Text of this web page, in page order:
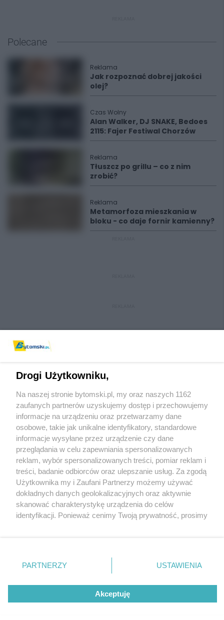
Polecane
Reklama
Jak rozpoznać dobrej jakości
olej?
Czas Wolny
Alan Walker, DJ SNAKE, Bedoes
2115: Fajer Festiwal Chorzów
Reklama
Tłuszcz po grillu – co z nim
zrobić?
Reklama
Metamorfoza mieszkania w
bloku - co daje fornir kamienny?
Wydawca mediów lokalnych
Nie zapomnij
zapoznać się z:
polityką prywatności regulamin korzystania z portali
Twojemiasto
Piekary Śląskie
Chorzów
Tarnowskie Góry
Gliwice
Skontaktuj sięz nami
Kontakt
Wydawca
Pogoda
Drogi Użytkowniku,
Na naszej stronie bytomski.pl, my oraz naszych 1162
zaufanych partnerów uzyskujemy dostęp i przechowujemy
informacje na urządzeniu oraz przetwarzamy dane
osobowe, takie jak unikalne identyfikatory, standardowe
informacje wysyłane przez urządzenie czy dane
przeglądania w celu zapewniania spersonalizowanych
reklam, wybór spersonalizowanych treści, pomiar reklam i
treści, badanie odbiorców oraz ulepszanie usług. Za zgodą
Użytkownika my i Zaufani Partnerzy możemy używać
dokładnych danych geolokalizacyjnych oraz aktywnie
skanować charakterystykę urządzenia do celów
identyfikacji. Ponieważ cenimy Twoją prywatność, prosimy
prywatności znajdujący się w lewym dolnym rogu strony
. Niektóre rodzaje przetwarzania danych nie wymagają
zgody użytkownika, ale masz prawo sprzeciwić się
takiemu przetwarzaniu. Preferencje będą miały
zastosowania tylko na tej witrynie.
PARTNERZY USTAWIENIA
Akceptuję